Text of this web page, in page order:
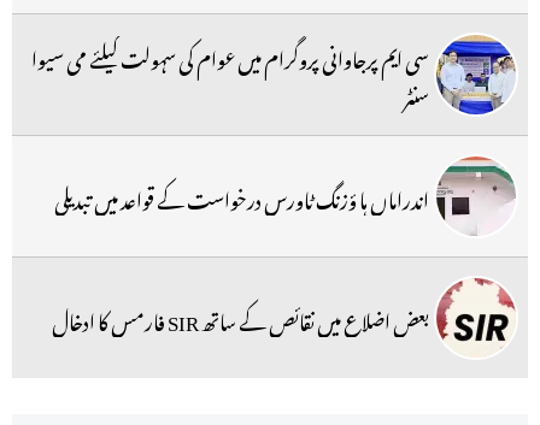
سی ایم پرجاوانی پروگرام میں عوام کی سہولت کیلئے می سیوا
سنٹر
اندراماں ہا ؤزنگ ٹاورس درخواست کے قواعد میں تبدیلی
بعض اضلاع میں نقائص کے ساتھ SIR فارمس کا ادخال